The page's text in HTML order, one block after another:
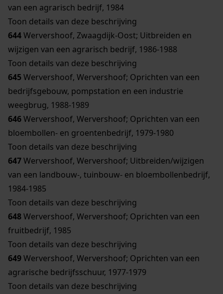
van een agrarisch bedrijf, 1984
Toon details van deze beschrijving
644Wervershoof, Zwaagdijk-Oost; Uitbreiden en
wijzigen van een agrarisch bedrijf, 1986-1988
Toon details van deze beschrijving
645Wervershoof, Wervershoof; Oprichten van een
bedrijfsgebouw, pompstation en een industrie
weegbrug, 1988-1989
646Wervershoof, Wervershoof; Oprichten van een
bloembollen- en groentenbedrijf, 1979-1980
Toon details van deze beschrijving
647Wervershoof, Wervershoof; Uitbreiden/wijzigen
van een landbouw-, tuinbouw- en bloembollenbedrijf,
1984-1985
Toon details van deze beschrijving
648Wervershoof, Wervershoof; Oprichten van een
fruitbedrijf, 1985
Toon details van deze beschrijving
649Wervershoof, Wervershoof; Oprichten van een
agrarische bedrijfsschuur, 1977-1979
Toon details van deze beschrijving